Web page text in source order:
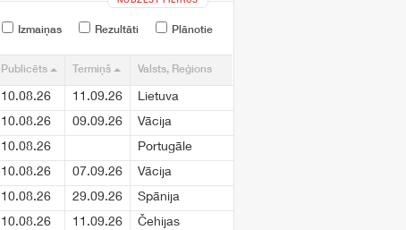
Izmaiņas Rezultāti Plānotie
Publicēts Termiņš Valsts, Reģions
10.08.26 11.09.26
Lietuva
10.08.26 09.09.26
Vācija
10.08.26
Portugāle
10.08.26 07.09.26
Vācija
10.08.26 29.09.26
Spānija
10.08.26 11.09.26
Čehijas